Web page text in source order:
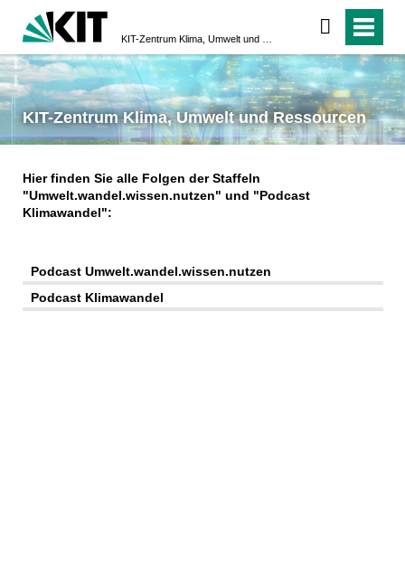
KIT-Zentrum Klima, Umwelt und Ressourcen
Hier finden Sie alle Folgen der Staffeln
"Umwelt.wandel.wissen.nutzen" und "Podcast
Klimawandel":
Podcast Umwelt.wandel.wissen.nutzen
Podcast Klimawandel